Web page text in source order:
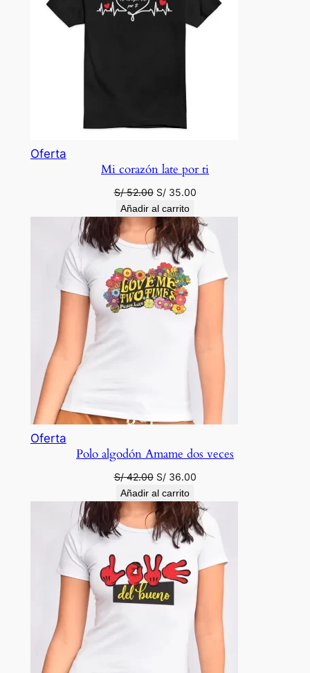
OfertaProducto
Mi corazón late por ti
S/52.00 El
precio
original
era:
S/ 52.00.
S/35.00El
actual
es:
S/ 35.00.
Añadir al carrito
OfertaProducto
enPolo algodón Amame dos veces
S/42.00 El
precio
original
era:
S/ 42.00.
S/36.00El
actual
es:
S/ 36.00.
Añadir al carrito